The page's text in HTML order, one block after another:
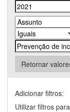
Retornar
Adicionar filtros:
Utilizar filtros